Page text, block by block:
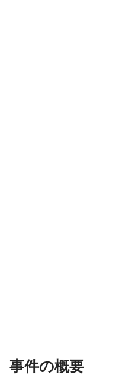
事件の概要